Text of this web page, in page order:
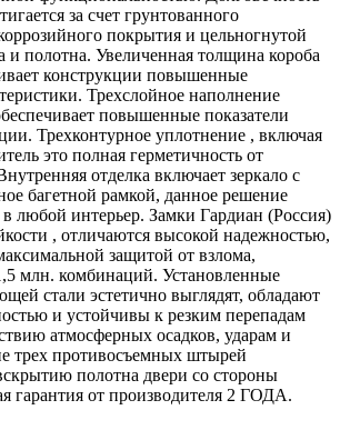
за счет грунтованного
покрытия и цельногнутой
и полотна. Увеличенная толщина короба
конструкции повышенные
Трехслойное наполнение
повышенные показатели
Трехконтурное уплотнение , включая
это полная герметичность от
отделка включает зеркало с
багетной рамкой, данное решение
любой интерьер. Замки Гардиан (Россия)
, отличаются высокой надежностью,
защитой от взлома,
млн. комбинаций. Установленные
стали эстетично выглядят, обладают
и устойчивы к резким перепадам
атмосферных осадков, ударам и
трех противосъемных штырей
полотна двери со стороны
гарантия от производителя 2 ГОДА.